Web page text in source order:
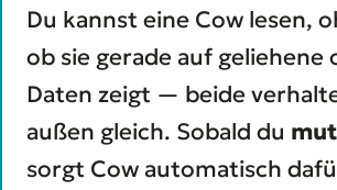
Du kannst eine Cow lesen,
ob sie gerade auf geliehene
Daten zeigt — beide
außen gleich. Sobald du
sorgt Cow automatisch